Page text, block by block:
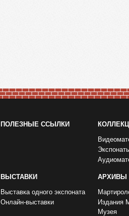
ПОЛЕЗНЫЕ ССЫЛКИ
ВЫСТАВКИ
Выставка одного экспоната
Онлайн-выставки
АРХИВЫ
Издания
Музея